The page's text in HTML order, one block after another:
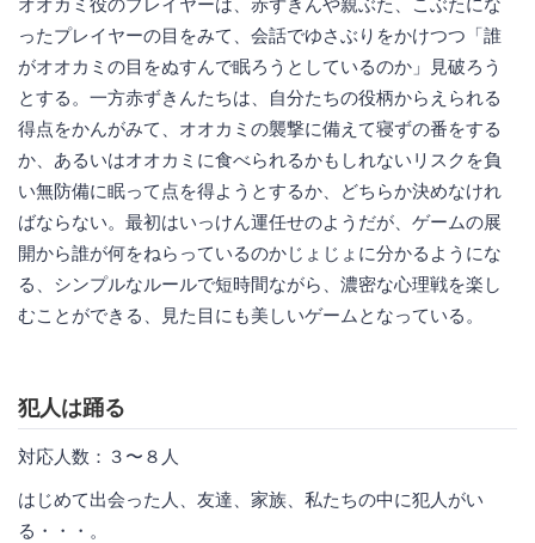
ったプレイヤーの目をみて、会話でゆさぶりをかけつつ「誰
がオオカミの目をぬすんで眠ろうとしているのか」見破ろう
とする。一方赤ずきんたちは、自分たちの役柄からえられる
得点をかんがみて、オオカミの襲撃に備えて寝ずの番をする
か、あるいはオオカミに食べられるかもしれないリスクを負
い無防備に眠って点を得ようとするか、どちらか決めなけれ
ばならない。最初はいっけん運任せのようだが、ゲームの展
開から誰が何をねらっているのかじょじょに分かるようにな
る、シンプルなルールで短時間ながら、濃密な心理戦を楽し
むことができる、見た目にも美しいゲームとなっている。
犯人は踊る
対応人数：３〜８人
はじめて出会った人、友達、家族、私たちの中に犯人がい
る・・・。